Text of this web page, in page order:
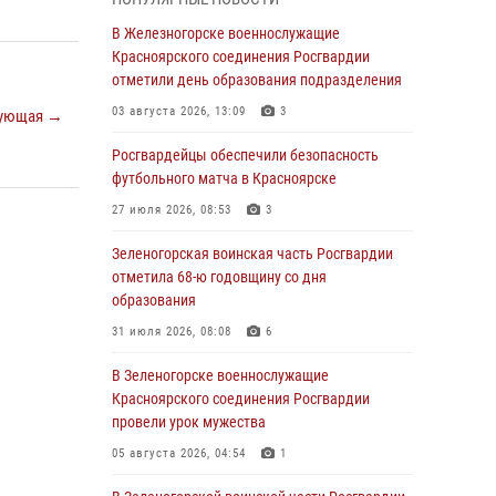
→
В Красноярске взрывотехники
спецподразделения Росгвардии уничтожили
артиллерийский снаряд
05 августа 2026, 04:52 1
В Красноярске сотрудники
вневедомственной охраны Росгвардии
задержали подозреваемого в серии краж из
04 августа 2026, 09:57
Сотрудники Росгвардии обеспечили
общественный порядок во время
Дудинке
04 августа 2026, 08:36 1
В Красноярске сотрудники Росгвардии
супермаркета
В Железногорске военнослужащие
Красноярского соединения Росгвардии
отметили день образования подразделения
03 августа 2026, 13:09 3
Росгвардейцы обеспечили безопасность
футбольного матча в Красноярске
27 июля 2026, 08:53 3
Зеленогорская воинская часть Росгвардии
отметила 68-ю годовщину со дня
образования
31 июля 2026, 08:08 6
В Зеленогорске военнослужащие
Красноярского соединения Росгвардии
провели урок мужества
05 августа 2026, 04:54 1